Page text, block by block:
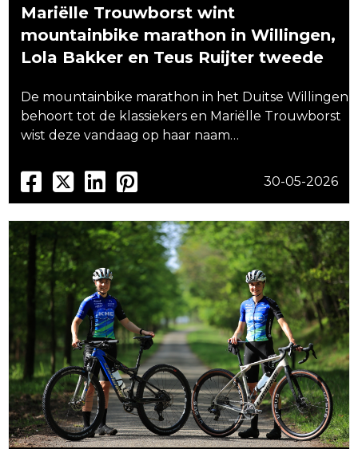
Mariëlle Trouwborst wint
mountainbike marathon in Willingen,
Lola Bakker en Teus Ruijter tweede
De mountainbike marathon in het Duitse Willingen
behoort tot de klassiekers en Mariëlle Trouwborst
wist deze vandaag op haar naam…
30-05-2026